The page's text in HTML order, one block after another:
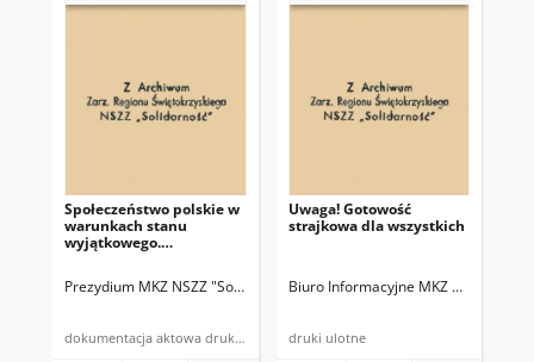
Społeczeństwo polskie w
warunkach stanu
wyjątkowego.
Prezydium MKZ NSZZ "Solidarność" we Wrocławiu
dokumentacja aktowa druk powielony
Uwaga! Gotowość
strajkowa dla wszystkich
Biuro Informacyjne MKZ Wrocław
druki ulotne